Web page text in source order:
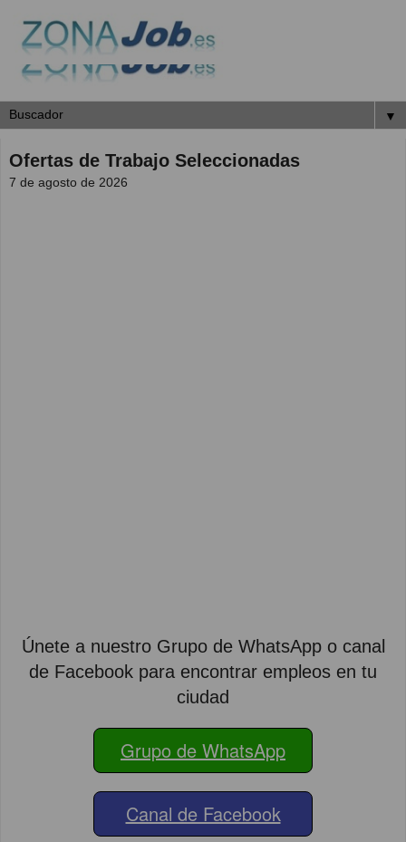
▼
Ofertas de Trabajo Seleccionadas
7 de agosto de 2026
Únete a nuestro Grupo de WhatsApp o canal
de Facebook para encontrar empleos en tu
ciudad
Grupo de WhatsApp
Canal de Facebook